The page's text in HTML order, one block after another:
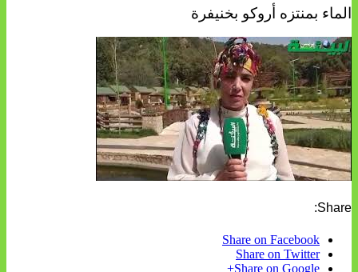
الماء بمنتزه أروكو بخنيفرة
Share:
Share on Facebook
Share on Twitter
Share on Google+